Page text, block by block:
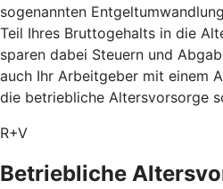
sogenannten
Teil Ihres Bruttogehalts in die
sparen dabei Steuern und
auch Ihr Arbeitgeber mit einem
die betriebliche Altersvorsorge
R+V
Betriebliche